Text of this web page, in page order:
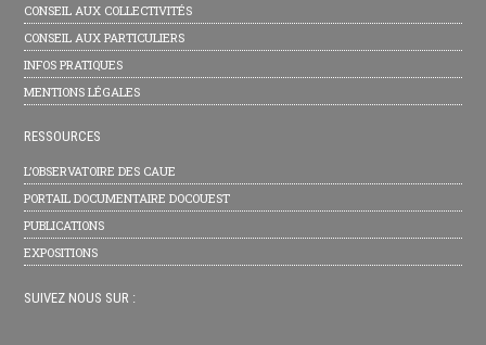
CONSEIL AUX COLLECTIVITÉS
CONSEIL AUX PARTICULIERS
INFOS PRATIQUES
MENTIONS LÉGALES
RESSOURCES
L’OBSERVATOIRE DES CAUE
PORTAIL DOCUMENTAIRE DOCOUEST
PUBLICATIONS
EXPOSITIONS
SUIVEZ NOUS SUR :